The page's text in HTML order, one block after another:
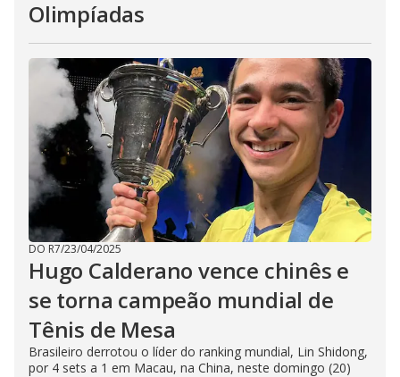
Olimpíadas
DO R7/23/04/2025
Hugo Calderano vence chinês e
se torna campeão mundial de
Tênis de Mesa
Brasileiro derrotou o líder do ranking mundial, Lin Shidong,
por 4 sets a 1 em Macau, na China, neste domingo (20)